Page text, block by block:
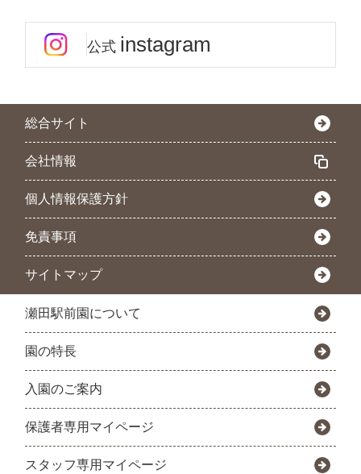
公式 instagram
総合サイト
会社情報
個人情報保護方針
免責事項
サイトマップ
瀬田駅前園について
園の特長
入園のご案内
保護者専用マイページ
スタッフ専用マイページ